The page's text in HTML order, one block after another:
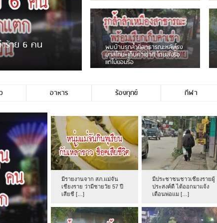
ลัยหน้าพ่อขุนฯ
วเชียงร […]
หนุ่มเจียงฮายจ่ม พบถังน้ำดื่มตก
กลางถนน รถเครื่องหลบไม่ทันล้ม
บาดเจ็บ
อาหาร ร้องทุกข์ กีฬา
มีรายงานจาก สภ.แม่จัน
เชียงราย ว่ามีชายวัย 57 ปี
เสียชี […]
มีประชาชนชาวเชียงรายผู้
ประสงค์ดี ได้ออกมาแจ้ง
เตือนพ่อแม […]